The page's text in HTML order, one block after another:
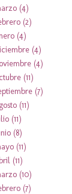
(4)
(2)
(4)
(4)
(4)
(11)
(7)
(11)
(11)
(8)
(11)
(11)
(10)
(7)